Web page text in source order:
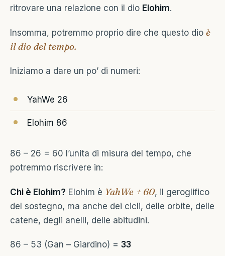
ritrovare una relazione con il dio Elohim.
Insomma, potremmo proprio dire che questo dio è
il dio del tempo.
Iniziamo a dare un po’ di numeri:
YahWe 26
Elohim 86
86 – 26 = 60 l’unita di misura del tempo, che
potremmo riscrivere in:
Chi è Elohim? Elohim è YahWe + 60, il geroglifico
del sostegno, ma anche dei cicli, delle orbite, delle
catene, degli anelli, delle abitudini.
86 – 53 (Gan – Giardino) = 33